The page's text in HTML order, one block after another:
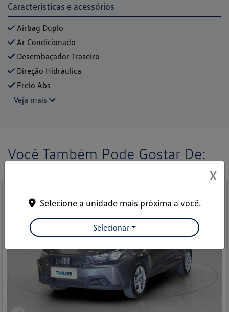
Características e acessórios
Airbag Duplo
Ar Condicionado
Desembaçador Traseiro
Direção Hidráulica
Freio Abs
Veja mais
Você Também Pode Gostar De:
X
Selecione a unidade mais próxima a você.
Selecionar